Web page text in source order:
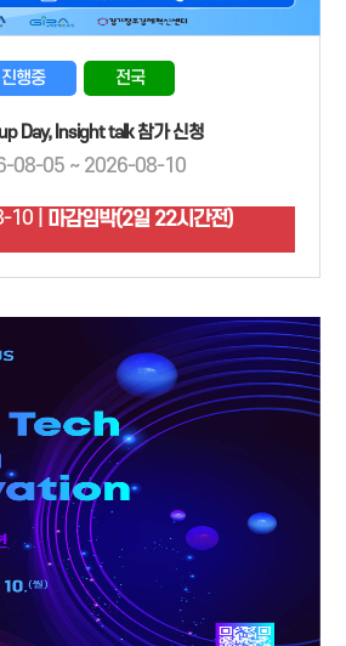
진행중 전국
Day, Insight talk 참가 신청
08-05 ~ 2026-08-10
10 | 마감임박(2일 22시간전)